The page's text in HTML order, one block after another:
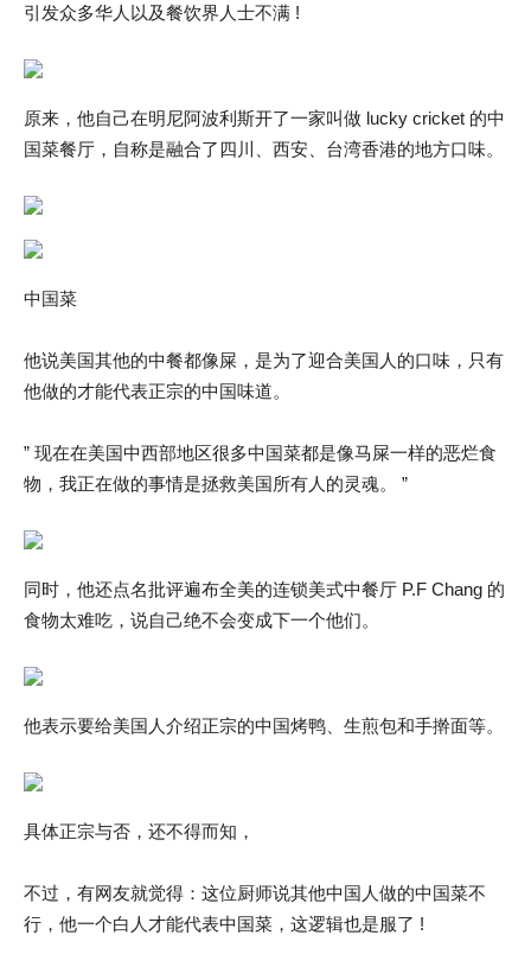
引发众多华人以及餐饮界人士不满 !
原来，他自己在明尼阿波利斯开了一家叫做 lucky cricket 的中
国菜餐厅，自称是融合了四川、西安、台湾香港的地方口味。
中国菜
他说美国其他的中餐都像屎，是为了迎合美国人的口味，只有
他做的才能代表正宗的中国味道。
” 现在在美国中西部地区很多中国菜都是像马屎一样的恶烂食
物，我正在做的事情是拯救美国所有人的灵魂。 ”
同时，他还点名批评遍布全美的连锁美式中餐厅 P.F Chang 的
食物太难吃，说自己绝不会变成下一个他们。
他表示要给美国人介绍正宗的中国烤鸭、生煎包和手擀面等。
具体正宗与否，还不得而知，
不过，有网友就觉得：这位厨师说其他中国人做的中国菜不
行，他一个白人才能代表中国菜，这逻辑也是服了 !